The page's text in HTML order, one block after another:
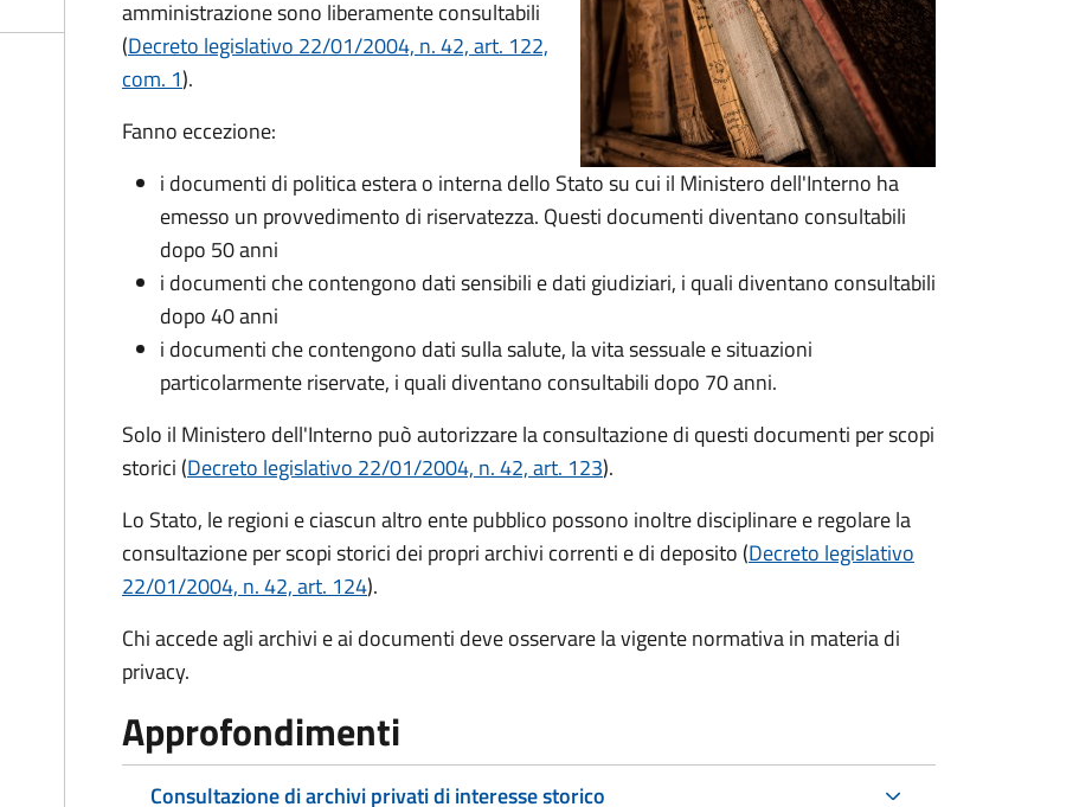
amministrazione sono liberamente consultabili
(Decreto legislativo 22/01/2004, n. 42, art. 122,
com. 1).
Fanno eccezione:
i documenti di politica estera o interna dello Stato su cui il Ministero dell'Interno ha
emesso un provvedimento di riservatezza. Questi documenti diventano consultabili
dopo 50 anni
i documenti che contengono dati sensibili e dati giudiziari, i quali diventano consultabili
dopo 40 anni
i documenti che contengono dati sulla salute, la vita sessuale e situazioni
particolarmente riservate, i quali diventano consultabili dopo 70 anni.
Solo il Ministero dell'Interno può autorizzare la consultazione di questi documenti per scopi
storici (Decreto legislativo 22/01/2004, n. 42, art. 123).
Lo Stato, le regioni e ciascun altro ente pubblico possono inoltre disciplinare e regolare la
consultazione per scopi storici dei propri archivi correnti e di deposito (Decreto legislativo
22/01/2004, n. 42, art. 124).
Chi accede agli archivi e ai documenti deve osservare la vigente normativa in materia di
privacy.
Approfondimenti
Consultazione di archivi privati di interesse storico